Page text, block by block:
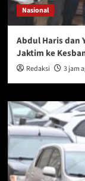
Nasional
Abdul Haris dan
Jaktim ke
Redaksi 3 jam